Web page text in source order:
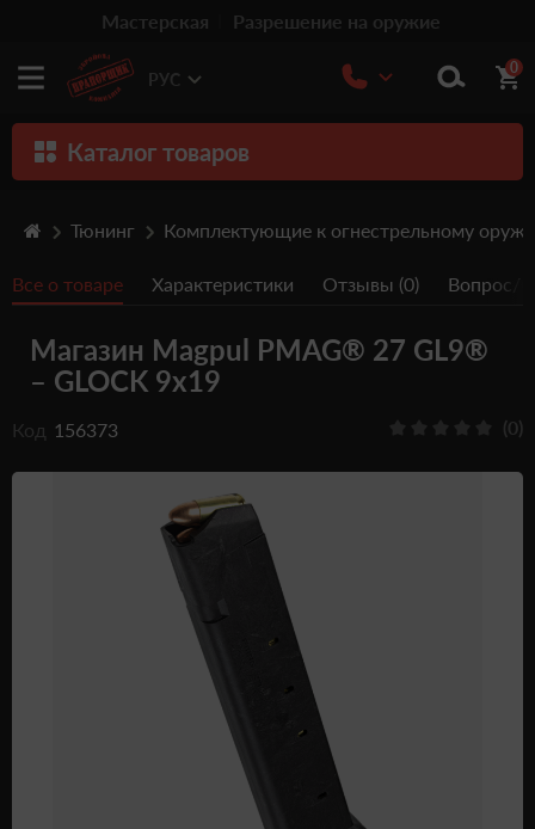
Мастерская Разрешение на оружие
РУС
0
Каталог товаров
Травматическое оружие
Пистолеты
Оптика
Тюнинг
Релоадинг патронов
Одежда и обувь
Подарочные Сертификати
Тюнинг Комплектующие к огнестрельному
Все о товаре Характеристики Отзывы (0) Вопрос/
Магазин Magpul PMAG® 27 GL9®
– GLOCK 9x19
Код 156373 (0)